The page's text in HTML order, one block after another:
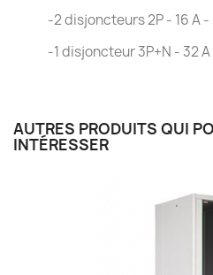
-2 disjoncteurs 2P - 16 A -
-1 disjoncteur 3P+N - 32
AUTRES PRODUITS QUI
INTÉRESSER